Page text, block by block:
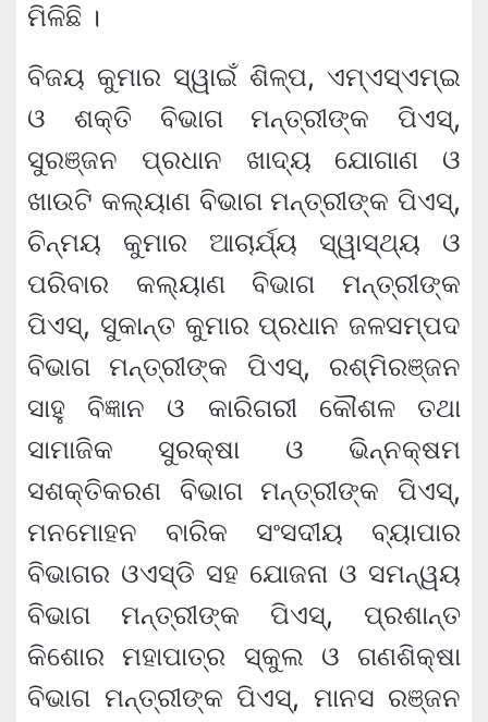
ମିଳିଛି ।
ବିଜୟ କୁମାର ସ୍ୱାଇଁ ଶିଳ୍ପ, ଏମ୍‌ଏସ୍‌ଏମ୍‌ଇ
ଓ ଶକ୍ତି ବିଭାଗ ମନ୍ତ୍ରୀଙ୍କ ପିଏସ୍‌,
ସୁରଞ୍ଜନ ପ୍ରଧାନ ଖାଦ୍ୟ ଯୋଗାଣ ଓ
ଖାଉଟି କଲ୍ୟାଣ ବିଭାଗ ମନ୍ତ୍ରୀଙ୍କ ପିଏସ୍‌,
ଚିନ୍ମୟ କୁମାର ଆଚାର୍ଯ୍ୟ ସ୍ୱାସ୍ଥ୍ୟ ଓ
ପରିବାର କଲ୍ୟାଣ ବିଭାଗ ମନ୍ତ୍ରୀଙ୍କ
ପିଏସ୍‌, ସୁକାନ୍ତ କୁମାର ପ୍ରଧାନ ଜଳସମ୍ପଦ
ବିଭାଗ ମନ୍ତ୍ରୀଙ୍କ ପିଏସ୍‌, ରଶ୍ମିରଞ୍ଜନ
ସାହୁ ବିଜ୍ଞାନ ଓ କାରିଗରୀ କୌଶଳ ତଥା
ସାମାଜିକ ସୁରକ୍ଷା ଓ ଭିନ୍ନକ୍ଷମ
ସଶକ୍ତିକରଣ ବିଭାଗ ମନ୍ତ୍ରୀଙ୍କ ପିଏସ୍‌,
ମନମୋହନ ବାରିକ ସଂସଦୀୟ ବ୍ୟାପାର
ବିଭାଗର ଓଏସ୍‌ଡି ସହ ଯୋଜନା ଓ ସମନ୍ୱୟ
ବିଭାଗ ମନ୍ତ୍ରୀଙ୍କ ପିଏସ୍‌, ପ୍ରଶାନ୍ତ
କିଶୋର ମହାପାତ୍ର ସ୍କୁଲ ଓ ଗଣଶିକ୍ଷା
ବିଭାଗ ମନ୍ତ୍ରୀଙ୍କ ପିଏସ୍‌, ମାନସ ରଞ୍ଜନ